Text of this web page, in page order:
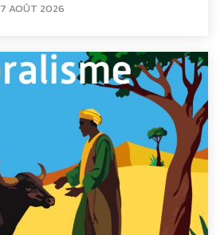
7 AOÛT 2026